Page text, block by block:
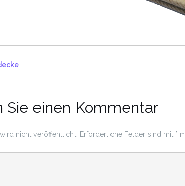
Sie einen Kommentar
nicht veröffentlicht. Erforderliche Felder sind mit *